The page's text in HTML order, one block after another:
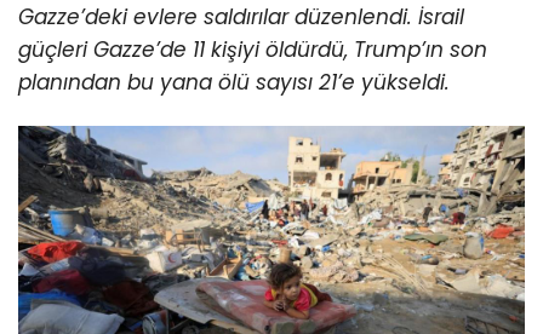
Gazze’deki evlere saldırılar düzenlendi. İsrail
güçleri Gazze’de 11 kişiyi öldürdü, Trump’ın son
planından bu yana ölü sayısı 21’e yükseldi.